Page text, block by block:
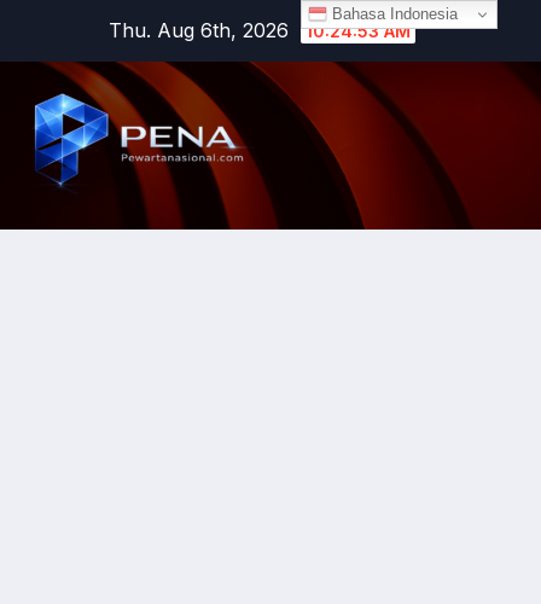
Thu. Aug 6th, 2026 10:24:54 AM
Bahasa Indonesia